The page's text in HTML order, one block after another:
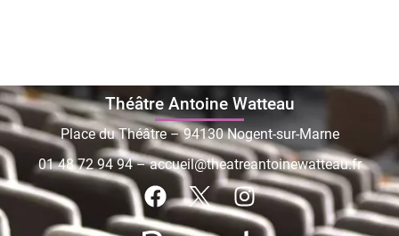
Théâtre Antoine Watteau
Place du Théâtre – 94130 Nogent-sur-Marne
01 48 72 94 94–accueil@theatreantoinewatteau.fr